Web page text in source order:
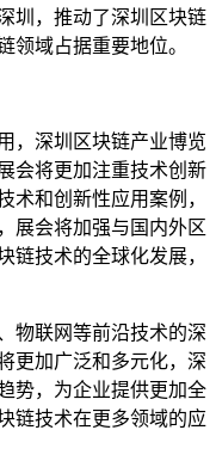
圳，推动了深圳区块链
领域占据重要地位。
，深圳区块链产业博览
会将更加注重技术创新
术和创新性应用案例，
展会将加强与国内外区
链技术的全球化发展，
物联网等前沿技术的深
更加广泛和多元化，深
势，为企业提供更加全
链技术在更多领域的应